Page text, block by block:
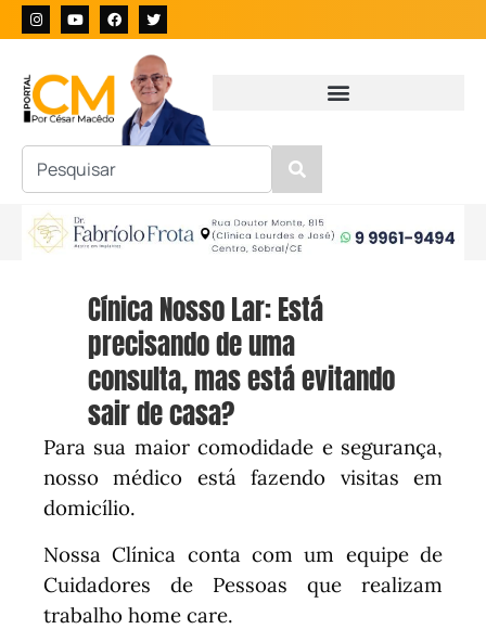
Cínica Nosso Lar: Está
precisando de uma
consulta, mas está evitando
sair de casa?
Para sua maior comodidade e segurança,
nosso médico está fazendo visitas em
domicílio.
Nossa Clínica conta com um equipe de
Cuidadores de Pessoas que realizam
trabalho home care.